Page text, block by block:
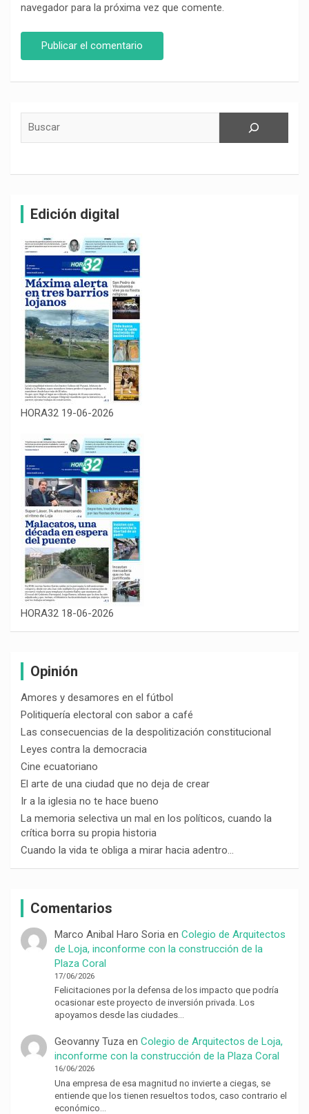
navegador para la próxima vez que comente.
Edición digital
HORA32 19-06-2026
HORA32 18-06-2026
Opinión
Amores y desamores en el fútbol
Politiquería electoral con sabor a café
Las consecuencias de la despolitización constitucional
Leyes contra la democracia
Cine ecuatoriano
El arte de una ciudad que no deja de crear
Ir a la iglesia no te hace bueno
La memoria selectiva un mal en los políticos, cuando la
crítica borra su propia historia
Cuando la vida te obliga a mirar hacia adentro…
Comentarios
Marco Anibal Haro Soriaen Colegio de Arquitectos
de Loja, inconforme con la construcción de la
Plaza Coral
17/06/2026
Felicitaciones por la defensa de los impacto que podría
ocasionar este proyecto de inversión privada. Los
apoyamos desde las ciudades…
Geovanny Tuzaen Colegio de Arquitectos de Loja,
inconforme con la construcción de la Plaza Coral
16/06/2026
Una empresa de esa magnitud no invierte a ciegas, se
entiende que los tienen resueltos todos, caso contrario el
económico…